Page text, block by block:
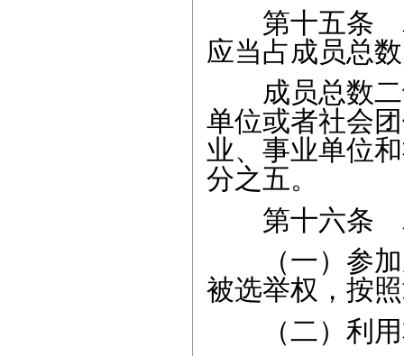
第十五条 农
应当占成员总
成员总数二
单位或者社会
业、事业单位
分之五。
第十六条 农
（一）参加
被选举权，按
（二）利用